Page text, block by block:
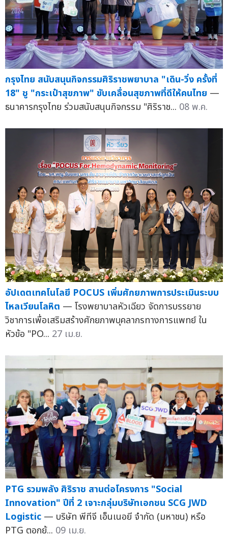
กรุงไทย สนับสนุนกิจกรรมศิริราชพยาบาล "เดิน-วิ่ง ครั้งที่
18" ชู "กระเป๋าสุขภาพ" ขับเคลื่อนสุขภาพที่ดีให้คนไทย —
ธนาคารกรุงไทย ร่วมสนับสนุนกิจกรรม "ศิริราช... 08 พ.ค.
อัปเดตเทคโนโลยี POCUS เพิ่มศักยภาพการประเมินระบบ
ไหลเวียนโลหิต — โรงพยาบาลหัวเฉียว จัดการบรรยาย
วิชาการเพื่อเสริมสร้างศักยภาพบุคลากรทางการแพทย์ ใน
หัวข้อ "PO... 27 เม.ย.
PTG รวมพลัง ศิริราช สานต่อโครงการ "Social
Innovation" ปีที่ 2 เจาะกลุ่มบริษัทเอกชน SCG JWD
Logistic — บริษัท พีทีจี เอ็นเนอยี จำกัด (มหาชน) หรือ
PTG ตอกย้... 09 เม.ย.